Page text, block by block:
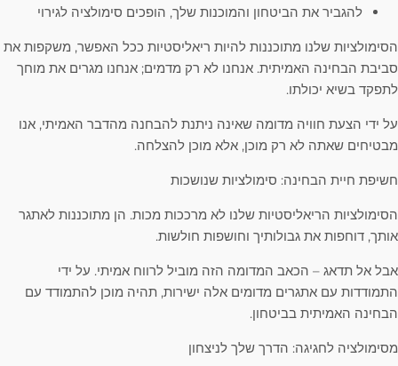
להגביר את הביטחון והמוכנות שלך, הופכים סימולציה לגירוי
הסימולציות שלנו מתוכננות להיות ריאליסטיות ככל האפשר, משקפות את
סביבת הבחינה האמיתית. אנחנו לא רק מדמים; אנחנו מגרים את מוחך
לתפקד בשיא יכולתו.
על ידי הצעת חוויה מדומה שאינה ניתנת להבחנה מהדבר האמיתי, אנו
מבטיחים שאתה לא רק מוכן, אלא מוכן להצלחה.
חשיפת חיית הבחינה: סימולציות שנושכות
הסימולציות הריאליסטיות שלנו לא מרככות מכות. הן מתוכננות לאתגר
אותך, דוחפות את גבולותיך וחושפות חולשות.
אבל אל תדאג – הכאב המדומה הזה מוביל לרווח אמיתי. על ידי
התמודדות עם אתגרים מדומים אלה ישירות, תהיה מוכן להתמודד עם
הבחינה האמיתית בביטחון.
מסימולציה לחגיגה: הדרך שלך לניצחון